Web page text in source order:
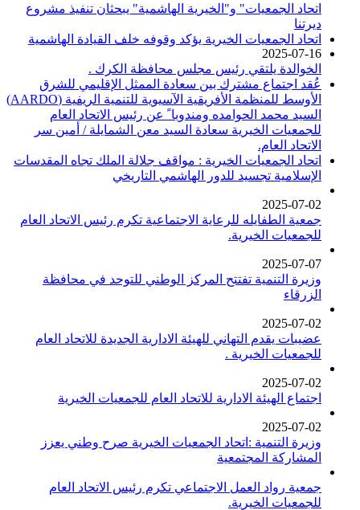
اتحاد الجمعيات" و"الخيرية الهاشمية" يبحثان تنفيذ مشروع
ديرتنا
اتحاد الجمعيات الخيرية يؤكد وقوفه خلف القيادة الهاشمية
2025-07-16
الخوالدة يلتقي رئيس مجلس محافظة الكرك .
عُقد اجتماع مشترك بين سعادة الممثل الإقليمي للشرق
الأوسط للمنظمة الأفريقية الآسيوية للتنمية الريفية (AARDO)
السيد محمد الحوامده ومندوبا ً عن رئيس الاتحاد العام
للجمعيات الخيرية سعادة السيد معن الشمايلة / أمين سر
الاتحاد العام.
اتحاد الجمعيات الخيرية : مواقف جلالة الملك تجاه المقدسات
الإسلامية تجسيد للدور الهاشمي التاريخي
2025-07-02
جمعية الطفايله للرعاية الاجتماعية تكرم رئيس الاتحاد العام
للجمعيات الخيرية.
2025-07-07
وزيرة التنمية تفتتح المركز الوطني للتوحد في محافظة
الزرقاء
2025-07-02
عضيبات يقدم التهاني للهيئة الادارية الجديدة للاتحاد العام
للجمعيات الخيرية .
2025-07-02
اجتماع الهيئة الادارية للاتحاد العام للجمعيات الخيرية
2025-07-02
وزيرة التنمية :اتحاد الجمعيات الخيرية صرح وطني يعزز
المشاركة المجتمعية
جمعية رواد العمل الاجتماعي تكرم رئيس الاتحاد العام
للجمعيات الخيرية.